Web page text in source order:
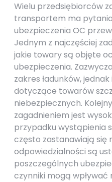
Wielu przedsiębiorców
transportem ma
ubezpieczenia OC
Jednym z najczęściej
jakie towary są objęte
ubezpieczenia.
zakres ładunków,
dotyczące towarów
niebezpiecznych.
zagadnieniem jest
przypadku wystąpienia
często zastanawiają się
odpowiedzialności są
poszczególnych
czynniki mogą wpływać